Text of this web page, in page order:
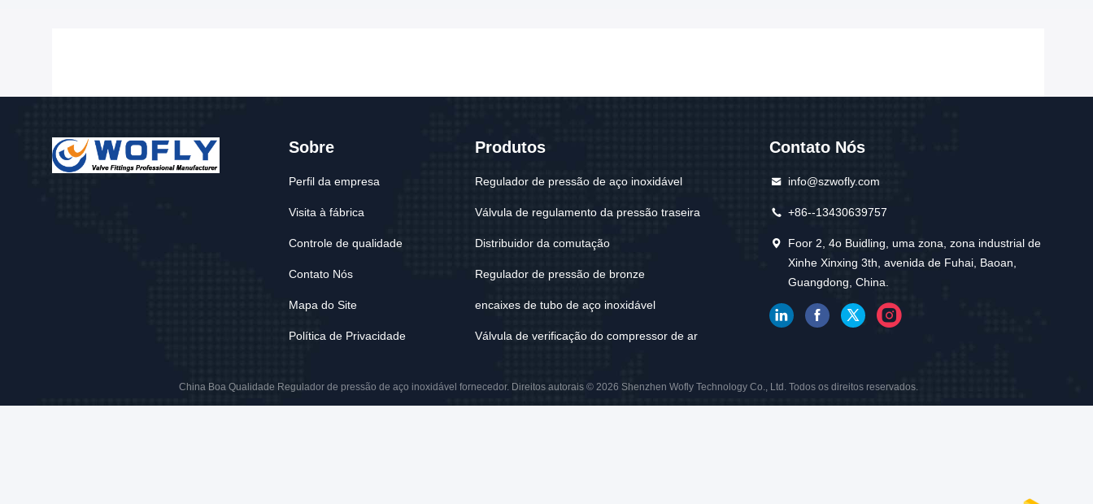
Sobre
Perfil da empresa
Visita à fábrica
Controle de qualidade
Contato Nós
Mapa do Site
Política de Privacidade
Produtos
Regulador de pressão de aço inoxidável
Válvula de regulamento da pressão traseira
Distribuidor da comutação
Regulador de pressão de bronze
encaixes de tubo de aço inoxidável
Válvula de verificação do compressor de ar
Contato Nós
info@szwofly.com
+86--13430639757
Foor 2, 4o Buidling, uma zona, zona industrial de
Xinhe Xinxing 3th, avenida de Fuhai, Baoan,
Guangdong, China.
China Boa Qualidade Regulador de pressão de aço inoxidável fornecedor. Direitos autorais © 2026 Shenzhen Wofly Technology Co., Ltd. Todos os direitos reservados.